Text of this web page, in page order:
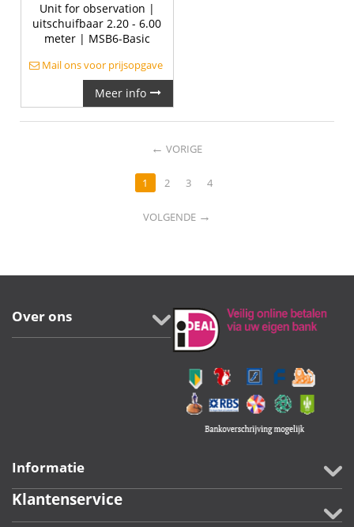
Unit for observation |
uitschuifbaar 2.20 - 6.00
meter | MSB6-Basic
Mail ons voor prijsopgave
Meer info
← VORIGE
1 2 3 4
VOLGENDE →
Over ons
Informatie
Klantenservice